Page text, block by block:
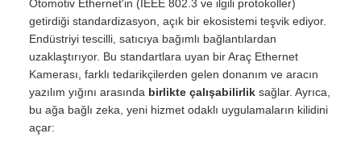
Otomotiv Ethernet'in (IEEE 802.3 ve ilgili protokoller)
getirdiği standardizasyon, açık bir ekosistemi teşvik ediyor.
Endüstriyi tescilli, satıcıya bağımlı bağlantılardan
uzaklaştırıyor. Bu standartlara uyan bir Araç Ethernet
Kamerası, farklı tedarikçilerden gelen donanım ve aracın
yazılım yığını arasında birlikte çalışabilirlik sağlar. Ayrıca,
bu ağa bağlı zeka, yeni hizmet odaklı uygulamaların kilidini
açar: